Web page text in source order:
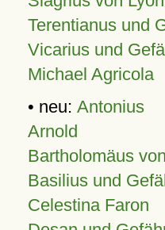
Terentianus und
Vicarius und
Michael Agricola
• neu: Antonius
Arnold
Bartholomäus
Basilius und
Celestina Faron